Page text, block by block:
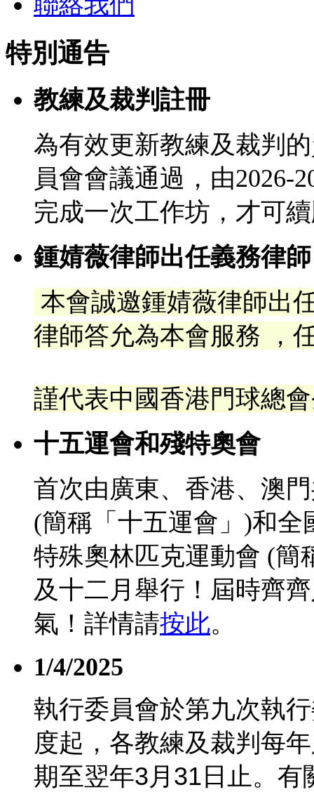
特別通告
教練及裁判註冊
為有效更新教練及裁判
員會會議通過，由2026-
完成一次工作坊，才可
鍾婧薇律師出任義務律師
本會誠邀鍾婧薇律師出
律師答允為本會服務 ，
謹代表中國香港門球總
十五運會和殘特奧會
首次由廣東、香港、澳
(簡稱「十五運會」)和
特殊奧林匹克運動會 (簡
及十二月舉行！屆時齊
氣！詳情請按此。
1/4/2025
執行委員會於第九次執
度起，各教練及裁判每
期至翌年3月 31 日止。